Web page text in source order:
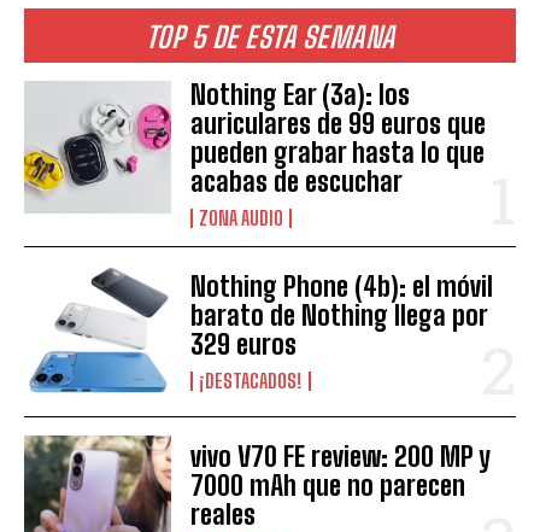
TOP 5 DE ESTA SEMANA
Nothing Ear (3a): los
auriculares de 99 euros que
pueden grabar hasta lo que
acabas de escuchar
ZONA AUDIO
Nothing Phone (4b): el móvil
barato de Nothing llega por
329 euros
¡DESTACADOS!
vivo V70 FE review: 200 MP y
7000 mAh que no parecen
reales